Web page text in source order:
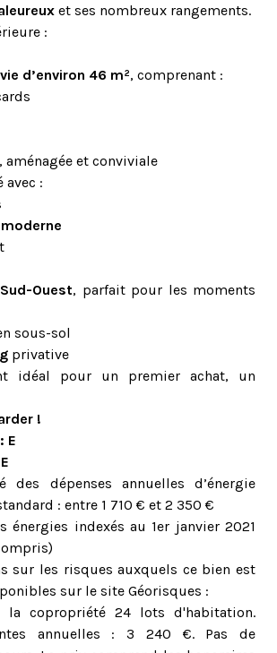
et ses nombreux rangements.
:
d’environ 46 m², comprenant :
aménagée et conviviale
avec :
Sud-Ouest, parfait pour les moments
sous-sol
privative
idéal pour un premier achat, un
!
E
des dépenses annuelles d’énergie
: entre 1 710 € et 2 350 €
énergies indexés au 1er janvier 2021
sur les risques auxquels ce bien est
sur le site Géorisques :
la copropriété 24 lots d'habitation.
annuelles : 3 240 €. Pas de